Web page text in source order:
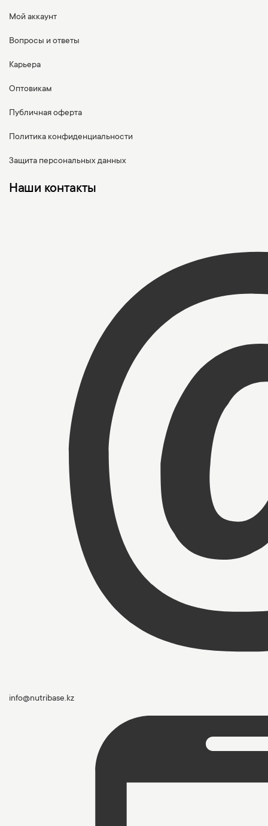
Мой аккаунт
Вопросы и ответы
Карьера
Оптовикам
Публичная оферта
Политика конфиденциальности
Защита персональных данных
Наши контакты
info@nutribase.kz